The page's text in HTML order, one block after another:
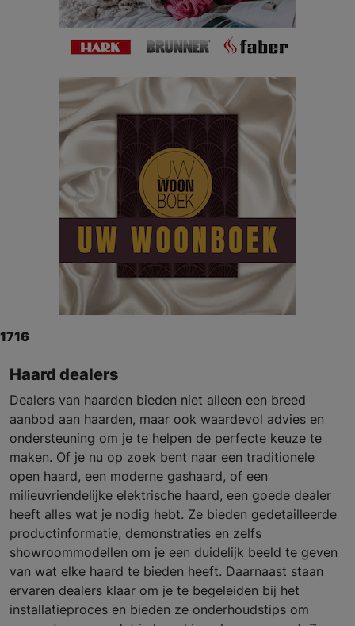
1716
Haard dealers
Dealers van haarden bieden niet alleen een breed
aanbod aan haarden, maar ook waardevol advies en
ondersteuning om je te helpen de perfecte keuze te
maken. Of je nu op zoek bent naar een traditionele
open haard, een moderne gashaard, of een
milieuvriendelijke elektrische haard, een goede dealer
heeft alles wat je nodig hebt. Ze bieden gedetailleerde
productinformatie, demonstraties en zelfs
showroommodellen om je een duidelijk beeld te geven
van wat elke haard te bieden heeft. Daarnaast staan
ervaren dealers klaar om je te begeleiden bij het
installatieproces en bieden ze onderhoudstips om